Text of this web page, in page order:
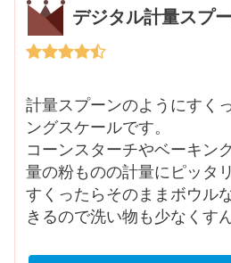
デジタル計量スプ
計量スプーンのようにすく
ングスケールです。
コーンスターチやベーキン
量の粉ものの計量にピッタ
すくったらそのままボウル
きるので洗い物も少なくす